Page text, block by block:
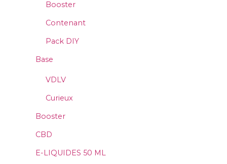
Booster
Contenant
Pack DIY
Base
VDLV
Curieux
Booster
CBD
E-LIQUIDES 50 ML